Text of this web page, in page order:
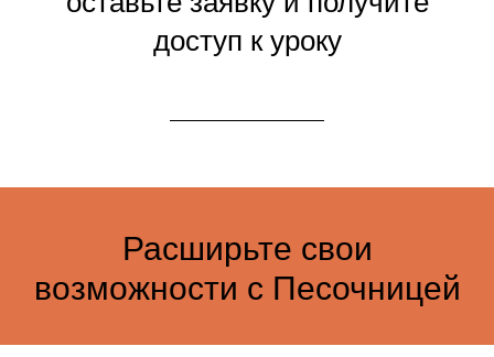
доступ к уроку
Расширьте свои
возможности с Песочницей